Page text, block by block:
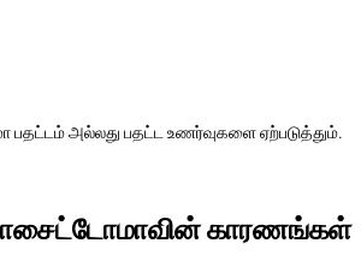
அல்லது பதட்ட உணர்வுகளை ஏற்படுத்தும்.
காரணங்கள்